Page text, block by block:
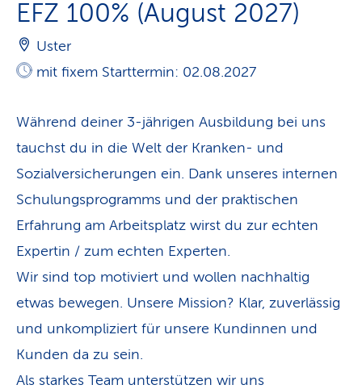
EFZ 100% (August 2027)
Uster
mit fixem Starttermin: 02.08.2027
Während deiner 3-jährigen Ausbildung bei uns
tauchst du in die Welt der Kranken- und
Sozialversicherungen ein. Dank unseres internen
Schulungsprogramms und der praktischen
Erfahrung am Arbeitsplatz wirst du zur echten
Expertin / zum echten Experten.
Wir sind top motiviert und wollen nachhaltig
etwas bewegen. Unsere Mission? Klar, zuverlässig
und unkompliziert für unsere Kundinnen und
Kunden da zu sein.
Als starkes Team unterstützen wir uns